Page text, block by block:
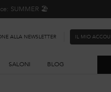
SUMMER 🏖️
ALLA NEWSLETTER IL MIO
SALONI BLOG